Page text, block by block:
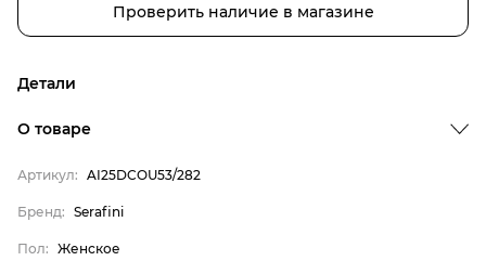
Проверить наличие в магазине
Детали
О товаре
Артикул: AI25DCOU53/282
Бренд: Serafini
Пол: Женское